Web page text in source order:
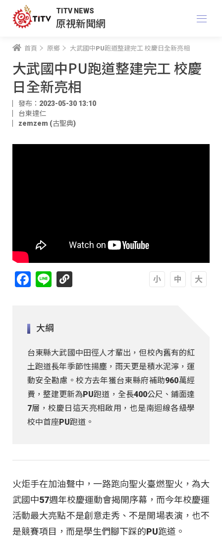
TITV NEWS
原視新聞網
首頁 原鄉 大武國中PU跑道整建完工 校慶日全新亮相
大武國中PU跑道整建完工 校慶
日全新亮相
發布：2023-05-30 13:10
台東達仁
zemzem (古聖典)
Facebook
Line
大綱
台東縣大武國中田徑人才輩出，但校內舊有的紅
土跑道長年季節性揚塵，雨天更是積水泥濘，運
動安全勘慮。校方去年獲台東縣府補助960萬經
費，整建更新為PU跑道，全長400公尺、鋪面達
7層，校慶日這天亮相啟用，也是南迴線各級學
校中首座PU跑道。
火炬手在加油聲中，一路跑向聖火臺燃聖火，為大
武國中57週年校慶運動會揭開序幕，而今年校慶運
活動最大亮點不是創意走秀、不是開場表演，也不
是競賽項目，而是學生們腳下踩的PU跑道。